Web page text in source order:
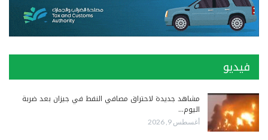
فيديو
مشاهد جديدة لاحتراق مصافي النفط في جيزان بعد ضربة
اليوم…
أغسطس 9, 2026